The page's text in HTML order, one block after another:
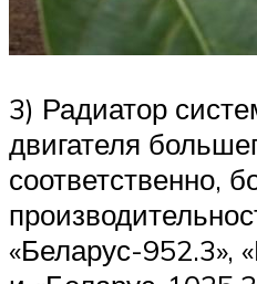
3) Радиатор
двигателя
соответственно,
«Беларус-952.3»,